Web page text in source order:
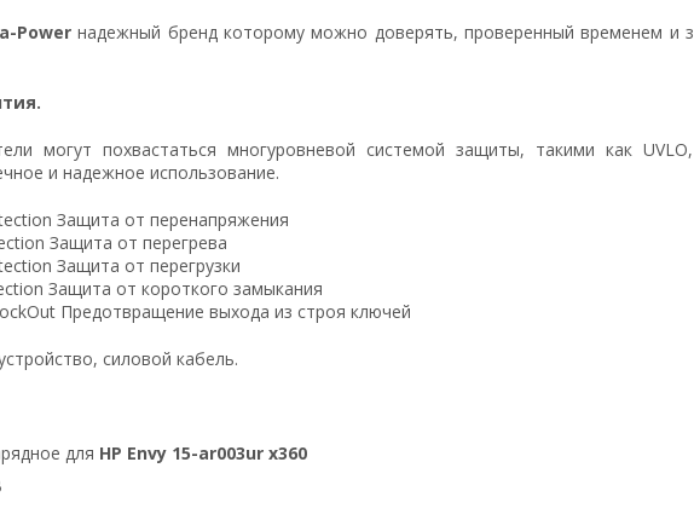
Powerнадежный бренд которому можно доверять, проверенный временем и
могут похвастаться многуровневой системой защиты, такими как
и надежное использование.
Защита от перенапряжения
Защита от перегрева
Защита от перегрузки
Защита от короткого замыкания
Предотвращение выхода из строя ключей
силовой кабель.
для HP Envy 15-ar003ur x360